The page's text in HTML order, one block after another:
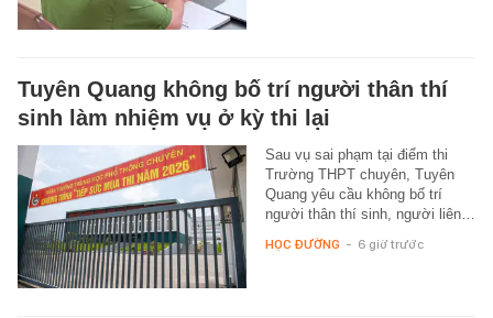
Tuyên Quang không bố trí người thân thí
sinh làm nhiệm vụ ở kỳ thi lại
Sau vụ sai phạm tại điểm thi
Trường THPT chuyên, Tuyên
Quang yêu cầu không bố trí
người thân thí sinh, người liên…
HỌC ĐƯỜNG - 6 giờ trước